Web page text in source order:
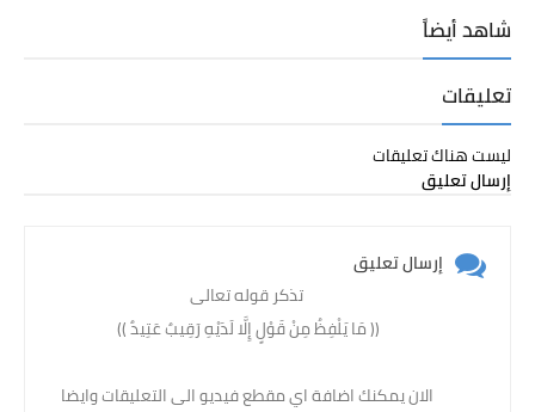
شاهد أيضاً
تعليقات
ليست هناك تعليقات
إرسال تعليق
إرسال تعليق
تذكر قوله تعالى
(( مَا يَلْفِظُ مِنْ قَوْلٍ إِلَّا لَدَيْهِ رَقِيبٌ عَتِيدٌ )) ‏
الان يمكنك اضافة اي مقطع فيديو الى التعليقات وايضا